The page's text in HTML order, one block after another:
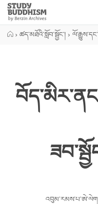
Close
Study
Buddhism
› ཚད་མཐོའི་སློབ་སྦྱོང་། ›